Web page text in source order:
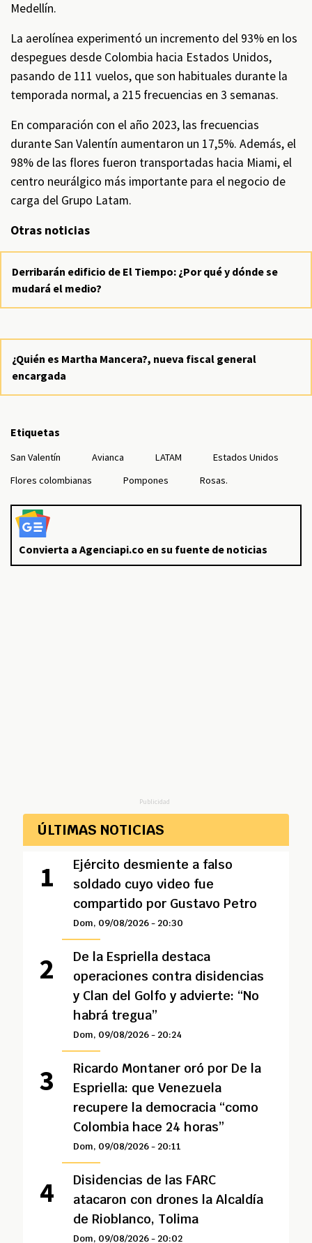
Medellín.
La aerolínea experimentó un incremento del 93% en los
despegues desde Colombia hacia Estados Unidos,
pasando de 111 vuelos, que son habituales durante la
temporada normal, a 215 frecuencias en 3 semanas.
En comparación con el año 2023, las frecuencias
durante San Valentín aumentaron un 17,5%. Además, el
98% de las flores fueron transportadas hacia Miami, el
centro neurálgico más importante para el negocio de
carga del Grupo Latam.
Otras noticias
Derribarán edificio de El Tiempo: ¿Por qué y dónde se
mudará el medio?
¿Quién es Martha Mancera?, nueva fiscal general
encargada
Etiquetas
San Valentín Avianca LATAM
Estados Unidos
Flores colombianas
Pompones Rosas.
Convierta a Agenciapi.co en su fuente de noticias
Publicidad
ÚLTIMAS NOTICIAS
Ejército desmiente a falso
soldado cuyo video fue
compartido por Gustavo Petro
Dom, 09/08/2026 - 20:30
De la Espriella destaca
operaciones contra disidencias
y Clan del Golfo y advierte: “No
habrá tregua”
Dom, 09/08/2026 - 20:24
Ricardo Montaner oró por De la
Espriella: que Venezuela
recupere la democracia “como
Colombia hace 24 horas”
Dom, 09/08/2026 - 20:11
Disidencias de las FARC
atacaron con drones la Alcaldía
de Rioblanco, Tolima
Dom, 09/08/2026 - 20:02